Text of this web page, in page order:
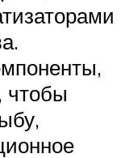
чтобы